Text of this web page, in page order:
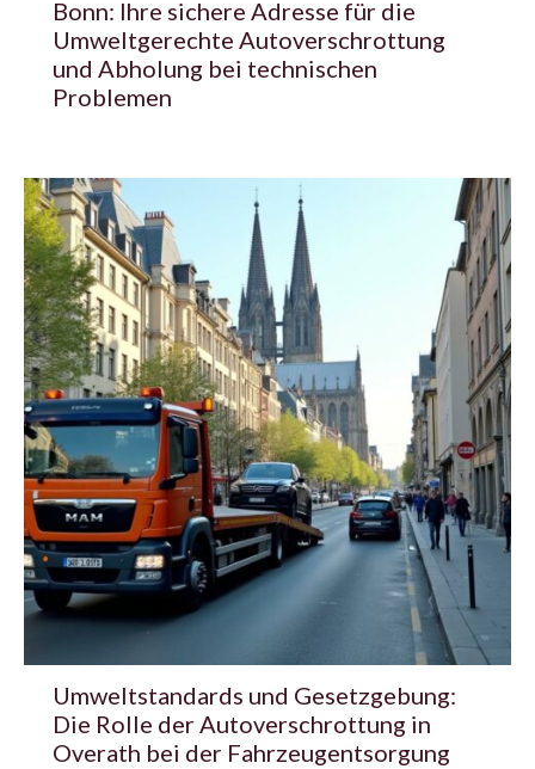
Bonn: Ihre sichere Adresse für die
Umweltgerechte Autoverschrottung
und Abholung bei technischen
Problemen
Umweltstandards und Gesetzgebung:
Die Rolle der Autoverschrottung in
Overath bei der Fahrzeugentsorgung